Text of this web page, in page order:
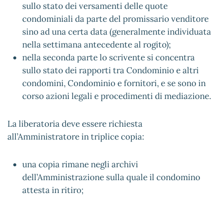
sullo stato dei versamenti delle quote
condominiali da parte del promissario venditore
sino ad una certa data (generalmente individuata
nella settimana antecedente al rogito);
nella seconda parte lo scrivente si concentra
sullo stato dei rapporti tra Condominio e altri
condomini, Condominio e fornitori, e se sono in
corso azioni legali e procedimenti di mediazione.
La liberatoria deve essere richiesta
all’Amministratore in triplice copia:
una copia rimane negli archivi
dell’Amministrazione sulla quale il condomino
attesta in ritiro;